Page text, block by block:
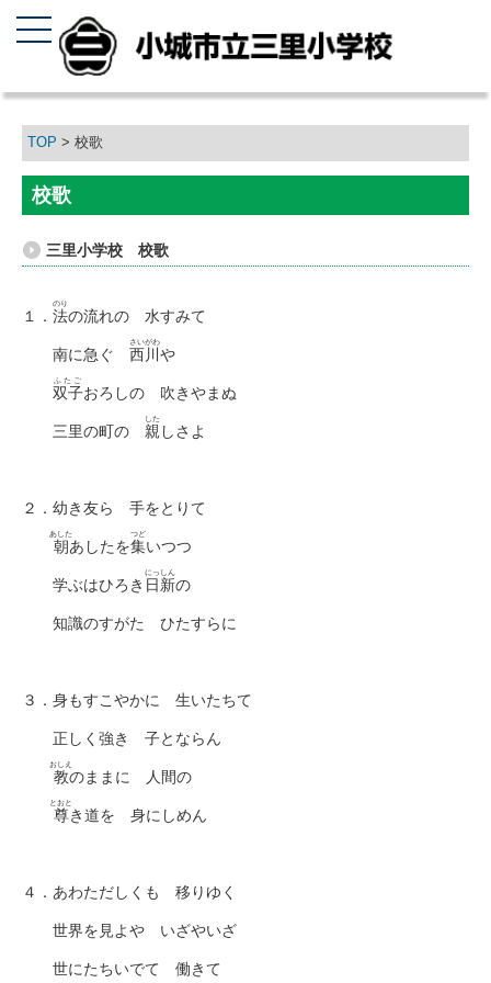
TOP > 校歌
校歌
三里小学校 校歌
１． 法
のり
の流れの 水すみて
南に急ぐ 西川
さいがわ
や
双子
ふたご
おろしの 吹きやまぬ
三里の町の 親
した
しさよ
２．幼き友ら 手をとりて
朝
あした
あしたを集
つど
いつつ
学ぶはひろき 日新
にっしん
の
知識のすがた ひたすらに
３．身もすこやかに 生いたちて
正しく強き 子とならん
教
おしえ
のままに 人間の
尊
とおと
き道を 身にしめん
４．あわただしくも 移りゆく
世界を見よや いざやいざ
世にたちいでて 働きて